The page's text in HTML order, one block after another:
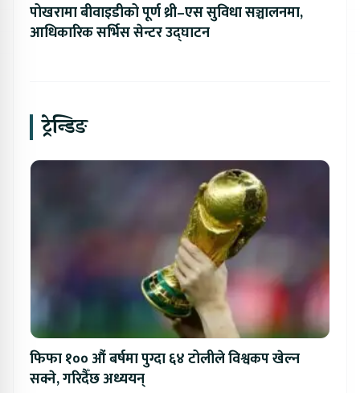
पोखरामा बीवाइडीको पूर्ण थ्री–एस सुविधा सञ्चालनमा,
आधिकारिक सर्भिस सेन्टर उद्घाटन
ट्रेन्डिङ
फिफा १०० औं बर्षमा पुग्दा ६४ टोलीले विश्वकप खेल्न
सक्ने, गरिदैँछ अध्ययन्